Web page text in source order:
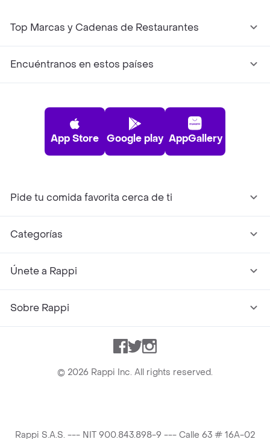
Top Marcas y Cadenas de Restaurantes
Encuéntranos en estos países
App Store Google play AppGallery
Pide tu comida favorita cerca de ti
Categorías
Únete a Rappi
Sobre Rappi
Facebook
TwitterInstagram
© 2026 Rappi Inc. All rights reserved.
Rappi S.A.S. --- NIT 900.843.898-9 --- Calle 63 # 16A-02